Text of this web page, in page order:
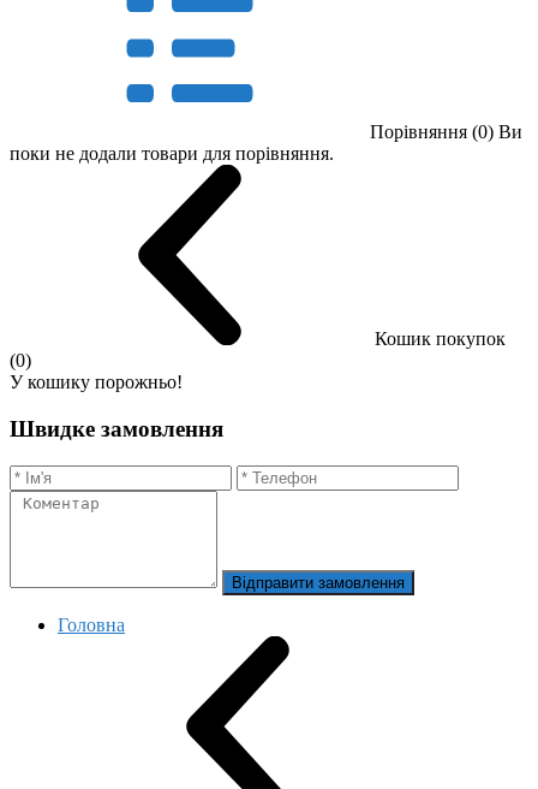
Порівняння (0) Ви
поки не додали товари для порівняння.
Кошик покупок
(0)
У кошику порожньо!
Швидке замовлення
Відправити замовлення
Головна